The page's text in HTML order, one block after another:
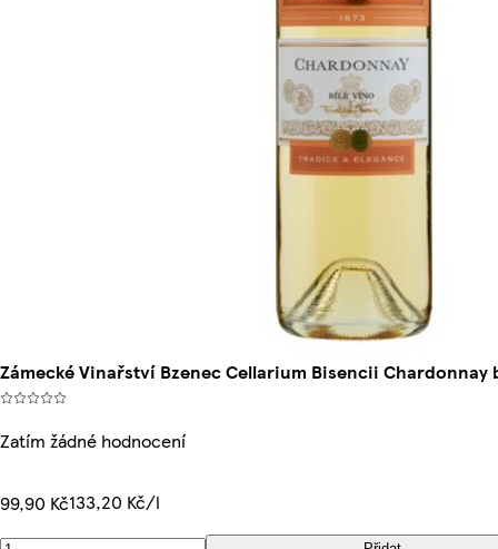
Zámecké Vinařství Bzenec Cellarium Bisencii
Zatím žádné hodnocení
99,90 Kč133,20 Kč/l